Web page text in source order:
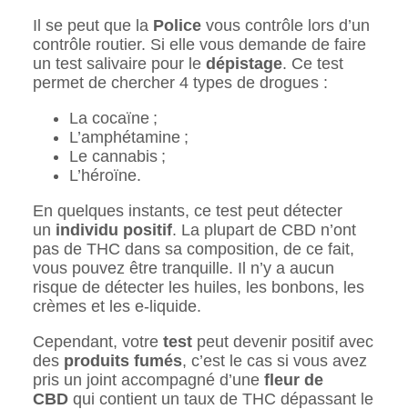
Il se peut que la Policevous contrôle lors d’un
contrôle routier. Si elle vous demande de faire
un test salivaire pour le dépistage. Ce test
permet de chercher 4 types de drogues :
La cocaïne ;
L’amphétamine ;
Le cannabis ;
L’héroïne.
En quelques instants, ce test peut détecter
un individu positif. La plupart de CBD n’ont
pas de THC dans sa composition, de ce fait,
vous pouvez être tranquille. Il n’y a aucun
risque de détecter les huiles, les bonbons, les
crèmes et les e-liquide.
Cependant, votre testpeut devenir positif avec
des produits fumés, c’est le cas si vous avez
pris un joint accompagné d’une fleur de
CBDqui contient un taux de THC dépassant le